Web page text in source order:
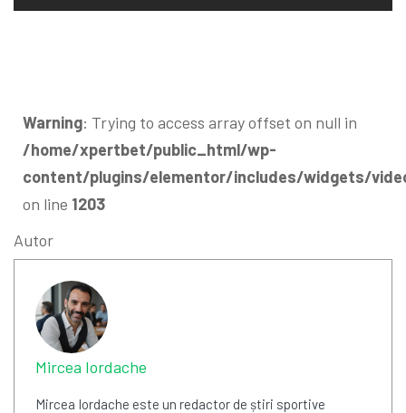
Warning: Trying to access array offset on null in
/home/xpertbet/public_html/wp-
content/plugins/elementor/includes/widgets/
on line 1203
Autor
Mircea Iordache
Mircea Iordache este un redactor de știri sportive